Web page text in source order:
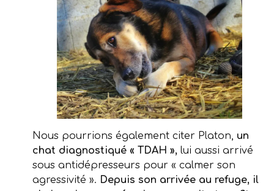
Nous pourrions également citer Platon, un
chat diagnostiqué « TDAH », lui aussi arrivé
sous antidépresseurs pour « calmer son
agressivité ». Depuis son arrivée au refuge, il